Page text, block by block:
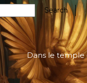
Dans le temple